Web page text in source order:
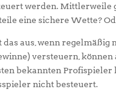
werden. Mittlerweile
eine sichere Wette?
das aus, wenn
versteuern,
bekannten
nicht besteuert.